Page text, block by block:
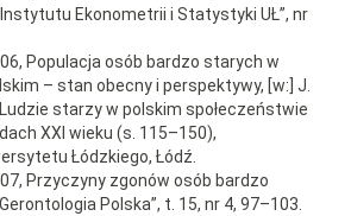
Ekonometrii i Statystyki UŁ”, nr
Populacja osób bardzo starych w
– stan obecny i perspektywy, [w:] J.
starzy w polskim społeczeństwie
XXI wieku (s. 115–150),
Łódzkiego, Łódź.
Przyczyny zgonów osób bardzo
Polska”, t. 15, nr 4, 97–103.